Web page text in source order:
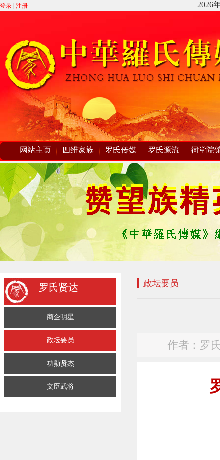
登录 注册
网站主页 四维家族 罗氏传媒 罗氏源流 祠堂院
罗氏贤达
商企明星
政坛要员
功勋贤杰
文臣武将
政坛要员
作者：罗